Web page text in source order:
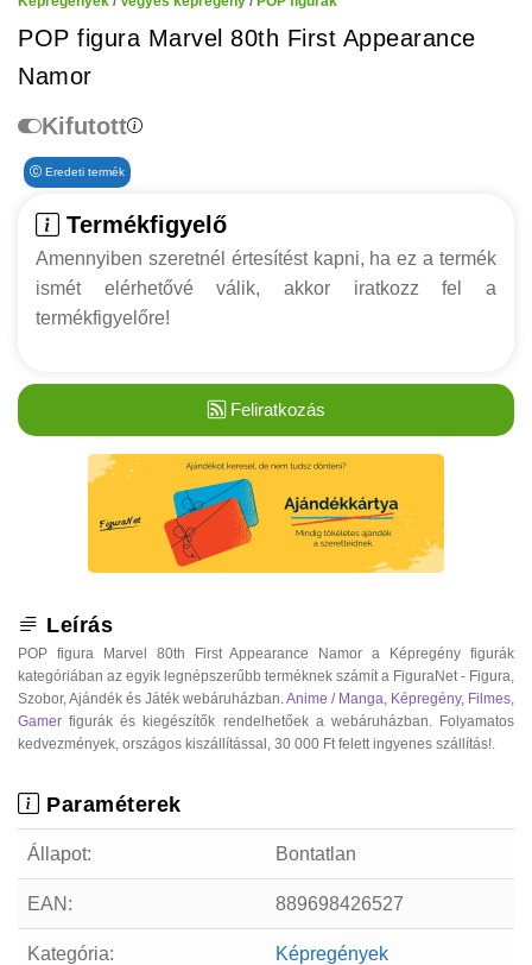
POP figura Marvel 80th First Appearance
Namor
Kifutott
Eredeti termék
Termékfigyelő
Amennyiben szeretnél értesítést kapni, ha ez a termék
ismét elérhetővé válik, akkor iratkozz fel a
termékfigyelőre!
Feliratkozás
Leírás
POP figura Marvel 80th First Appearance Namor a Képregény figurák
kategóriában az egyik legnépszerűbb terméknek számít a FiguraNet - Figura,
Szobor, Ajándék és Játék webáruházban. Anime / Manga Képregény, Filmes
Gamer figurák és kiegészítők rendelhetőek a webáruházban. Folyamatos
kedvezmények, országos kiszállítással, 30 000 Ft felett ingyenes szállítás!.
Paraméterek
Állapot: Bontatlan
EAN: 889698426527
Kategória: Képregények